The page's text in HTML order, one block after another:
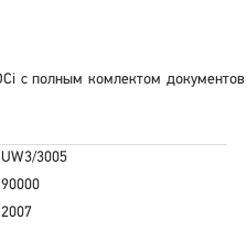
с полным комлектом документов
UW3/3005
90000
2007